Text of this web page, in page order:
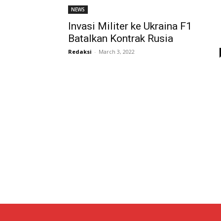
NEWS
Invasi Militer ke Ukraina F1
Batalkan Kontrak Rusia
Redaksi - March 3, 2022